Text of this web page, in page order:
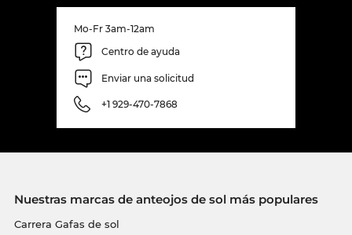
Mo-Fr 3am-12am
Centro de ayuda
Enviar una solicitud
+1 929-470-7868
Nuestras marcas de anteojos de sol más populares
Carrera Gafas de sol